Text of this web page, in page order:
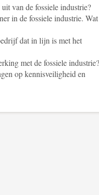
van de fossiele industrie?
in de fossiele industrie. Wat
dat in lijn is met het
met de fossiele industrie?
op kennisveiligheid en